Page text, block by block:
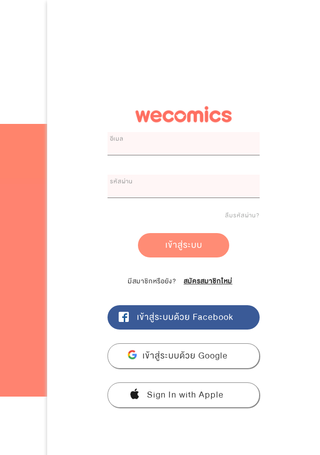
อีเมล
รหัสผ่าน
ลืมรหัสผ่าน?
เข้าสู่ระบบ
มีสมาชิกหรือยัง? สมัครสมาชิกใหม่
เข้าสู่ระบบด้วย Facebook
เข้าสู่ระบบด้วย Google
Sign In with Apple